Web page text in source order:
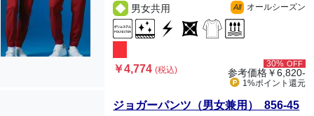
男女共用
All オールシーズン
￥4,774(税込)
30% OFF
参考価格￥6,820-
1%ポイント 還元
ジョガーパンツ（男女兼用） 856-45